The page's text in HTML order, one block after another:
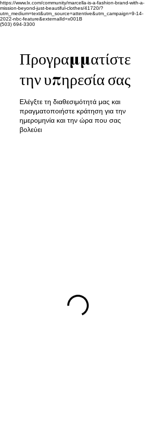
https://www.lx.com/community/marcella-is-a-fashion-brand-with-a-
mission-beyond-just-beautiful-clothes/41720/?
utm_medium=text&utm_source=attentive&utm_campaign=9-14-
2022-nbc-feature&externalId=x001B
(503) 694-3300
Προγραμματίστε
την υπηρεσία σας
Ελέγξτε τη διαθεσιμότητά μας και
πραγματοποιήστε κράτηση για την
ημερομηνία και την ώρα που σας
βολεύει